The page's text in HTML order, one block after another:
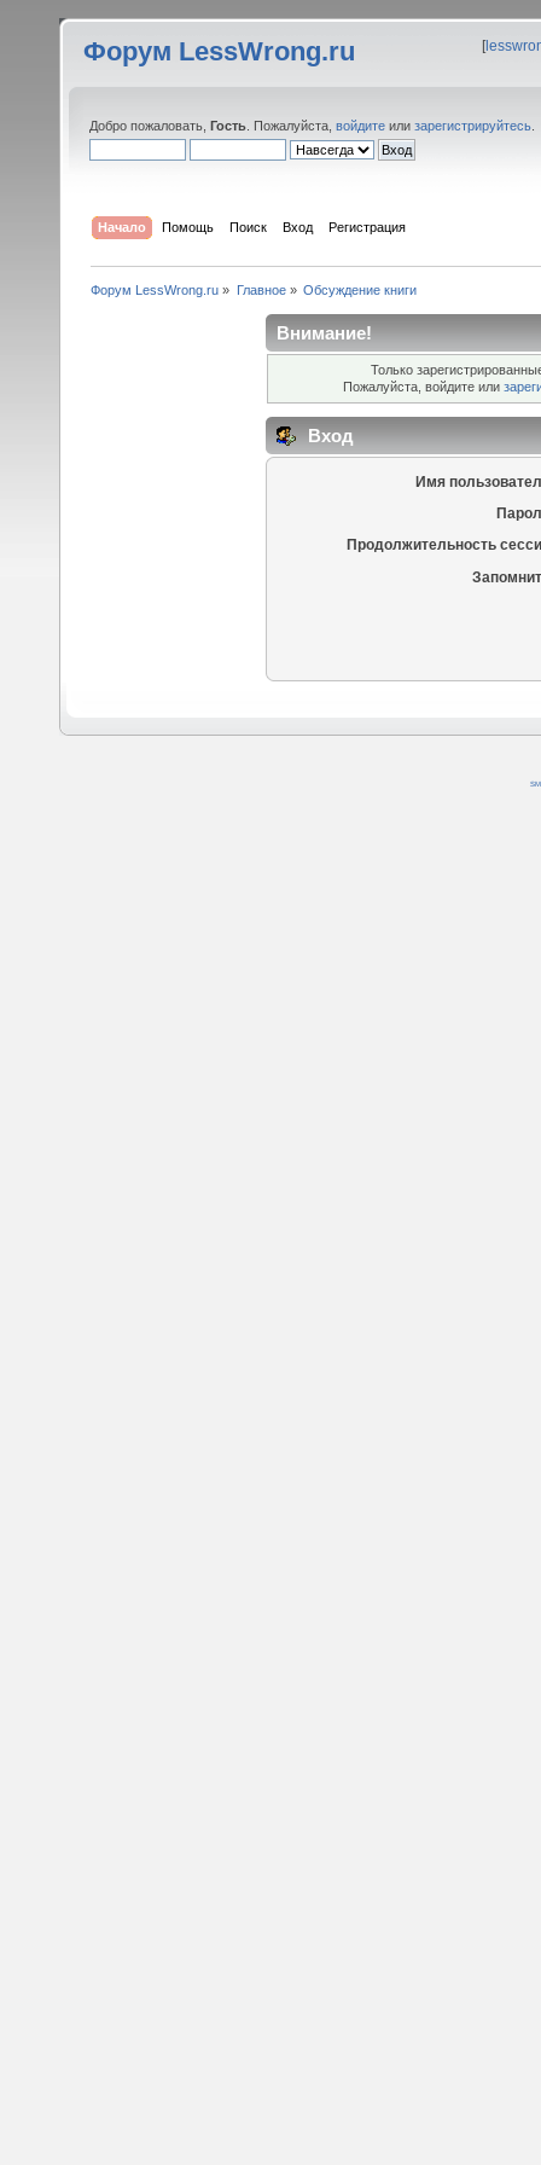
Форум LessWrong.ru [
Добро пожаловать, Гость . Пожалуйста, войдите или зарегистрируйтесь
Начало Помощь Поиск Вход Регистрация
Форум LessWrong.ru » Главное» Обсуждение книги
Внимание!
Только
Пожалуйста, войдите или
Вход
Имя
Продолжительность